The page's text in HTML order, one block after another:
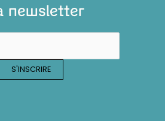
newsletter